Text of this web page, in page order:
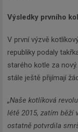
Výsledky prvního
V první výzvě
republiky podaly
starého kotle za
stále ještě přijímají
„Naše kotlíková
létě 2015, zatím běží
ostatně potvrdila